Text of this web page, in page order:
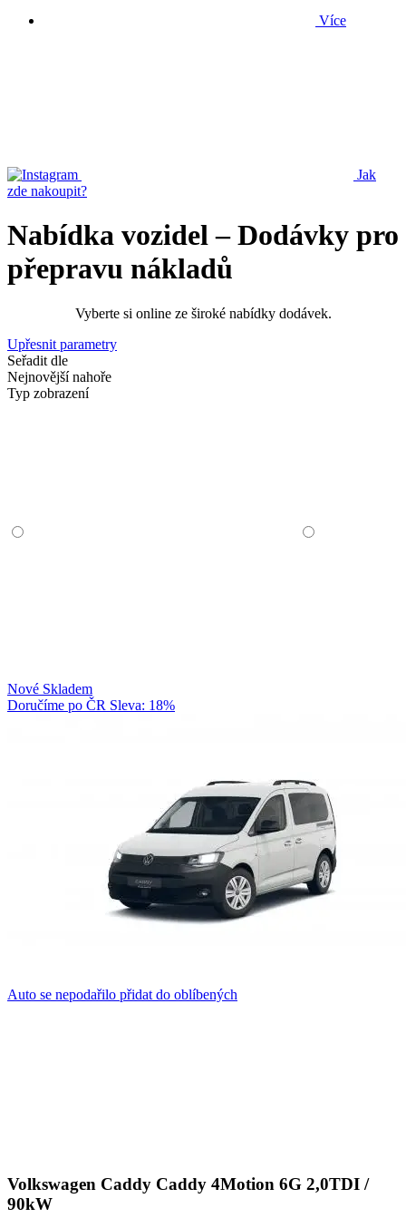
Více
Jak
zde nakoupit?
Nabídka vozidel – Dodávky pro
přepravu nákladů
Vyberte si online ze široké nabídky dodávek.
Upřesnit parametry
Seřadit dle
Nejnovější nahoře
Typ zobrazení
Nové Skladem
Doručíme po ČR Sleva: 18%
Auto se nepodařilo přidat do oblíbených
Volkswagen Caddy Caddy 4Motion 6G 2,0TDI /
90kW